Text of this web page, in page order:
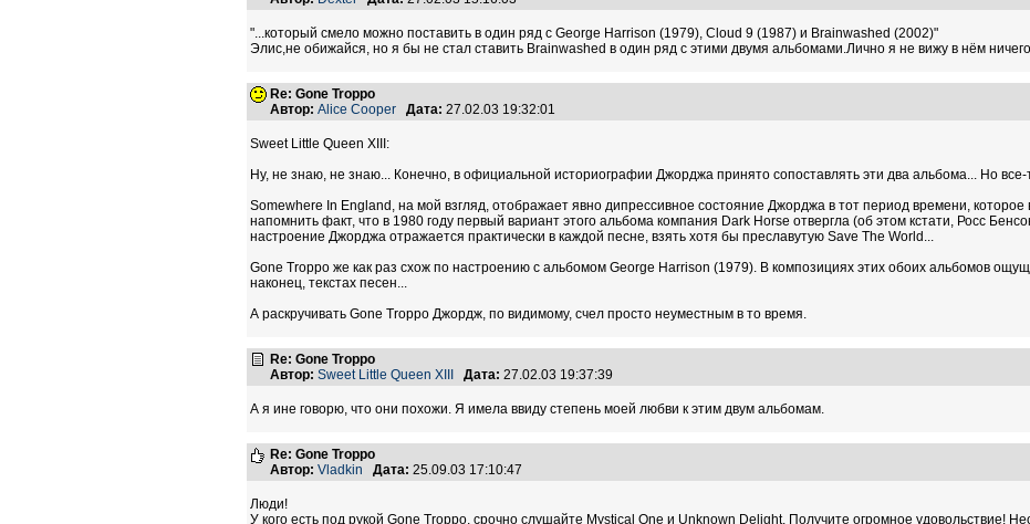
"...который смело можно поставить в один ряд с George Harrison (1979), Cloud 9 (1987) и Brainwashed (2002)"
Элис,не обижайся, но я бы не стал ставить Brainwashed в один ряд с этими двумя альбомами.Лично я не вижу в нём
Re: Gone Troppo
Автор: Alice Cooper Дата: 27.02.03 19:32:01
Sweet Little Queen XIII:
Ну, не знаю, не знаю... Конечно, в официальной историографии Джорджа принято сопоставлять эти два альбома... Но
Somewhere In England, на мой взгляд, отображает явно дипрессивное состояние Джорджа в тот период времени,
напомнить факт, что в 1980 году первый вариант этого альбома компания Dark Horse отвергла (об этом кстати, Росс
настроение Джорджа отражается практически в каждой песне, взять хотя бы преславутую Save The World...
Gone Troppo же как раз схож по настроению с альбомом George Harrison (1979). В композициях этих обоих альбомов
наконец, текстах песен...
А раскручивать Gone Troppo Джордж, по видимому, счел просто неуместным в то время.
Re: Gone Troppo
Автор: Sweet Little Queen XIII Дата: 27.02.03 19:37:39
А я ине говорю, что они похожи. Я имела ввиду степень моей любви к этим двум альбомам.
Re: Gone Troppo
Автор: Vladkin Дата: 25.09.03 17:10:47
Люди!
У кого есть под рукой Gone Troppo, срочно слушайте Mystical One и Unknown Delight. Получите огромное удовольствие!